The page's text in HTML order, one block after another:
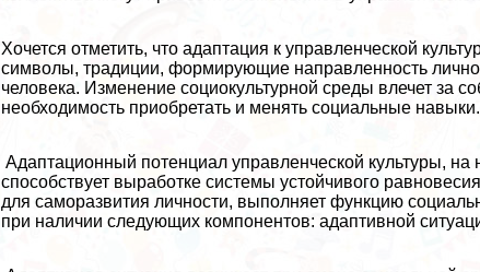
Хочется отметить, что адаптация к управленческой
символы, традиции, формирующие направленность
человека. Изменение социокультурной среды влечет за
необходимость приобретать и менять социальные навыки.
Адаптационный потенциал управленческой культуры,
способствует выработке системы устойчивого
для саморазвития личности, выполняет функцию
при наличии следующих компонентов: адаптивной